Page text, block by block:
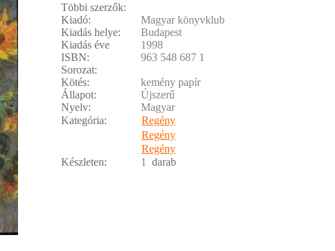
Többi szerzők:
Kiadó:
Magyar könyvklub
Kiadás helye:
Budapest
Kiadás éve
1998
ISBN:
963 548 687 1
Sorozat:
Kötés:
kemény papír
Állapot:
Újszerű
Nyelv:
Magyar
Kategória:
Regény
Regény
Regény
Készleten:
1 darab